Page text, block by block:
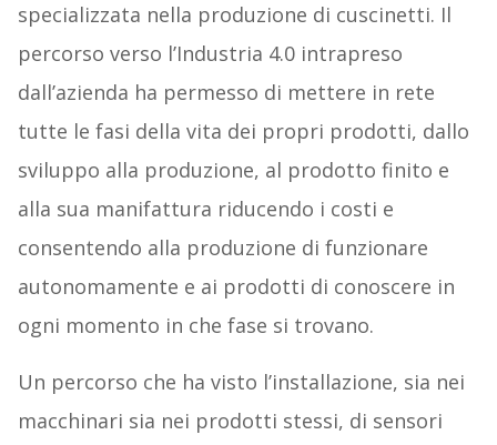
specializzata nella produzione di cuscinetti. Il
percorso verso l’Industria 4.0 intrapreso
dall’azienda ha permesso di mettere in rete
tutte le fasi della vita dei propri prodotti, dallo
sviluppo alla produzione, al prodotto finito e
alla sua manifattura riducendo i costi e
consentendo alla produzione di funzionare
autonomamente e ai prodotti di conoscere in
ogni momento in che fase si trovano.
Un percorso che ha visto l’installazione, sia nei
macchinari sia nei prodotti stessi, di sensori